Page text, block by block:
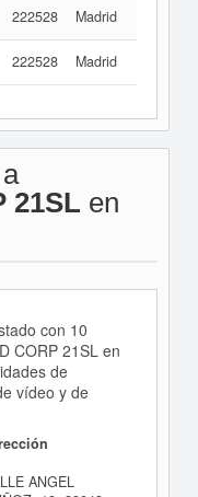
222528 Madrid
222528 Madrid
21SL en
con 10
CORP 21SL en
de
vídeo y de
ANGEL